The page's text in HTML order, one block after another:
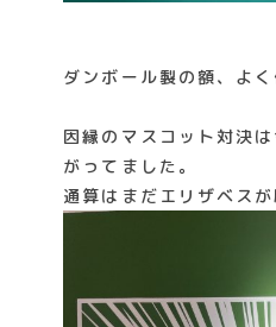
ダンボール製の額、よ
因縁のマスコット対決
がってました。
通算はまだエリザベスが